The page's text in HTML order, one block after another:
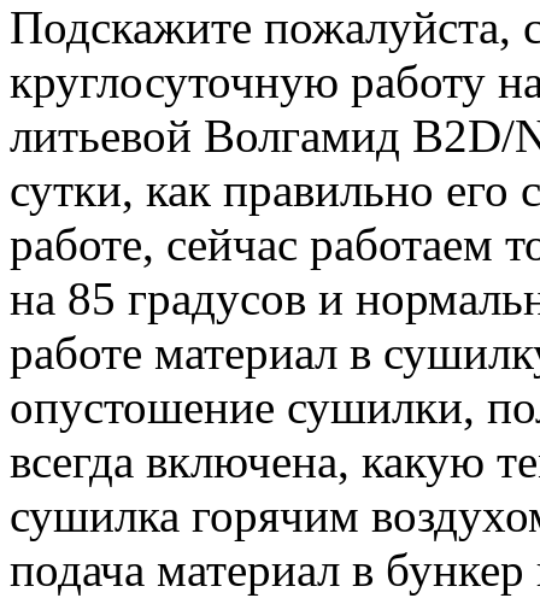
Подскажите пожалуйста,
круглосуточную работу
литьевой Волгамид B2D/
сутки, как правильно его
работе, сейчас работаем
на 85 градусов и
работе материал в
опустошение сушилки,
всегда включена, какую
сушилка горячим
подача материал в